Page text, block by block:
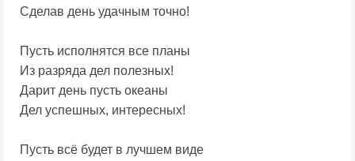
Сделав день удачным точно!
Пусть исполнятся все планы
Из разряда дел полезных!
Дарит день пусть океаны
Дел успешных, интересных!
Пусть всё будет в лучшем виде